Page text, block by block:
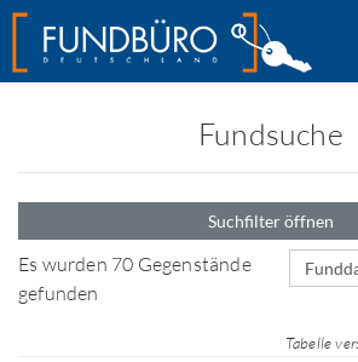
Fundsuche
Suchfilter öffnen
Es wurden 70 Gegenstände
gefunden
Tabelle